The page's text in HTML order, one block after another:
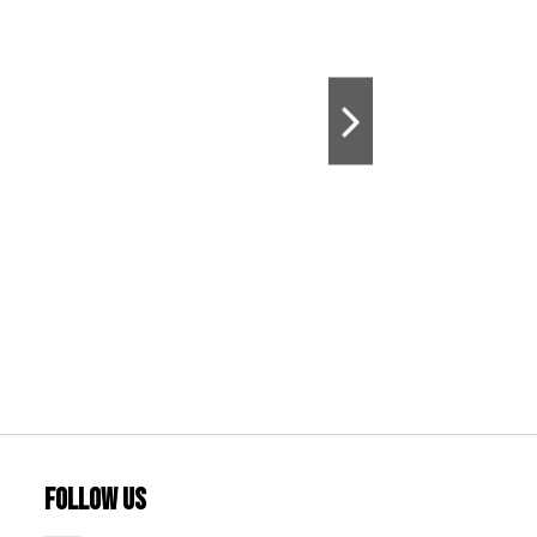
Follow us